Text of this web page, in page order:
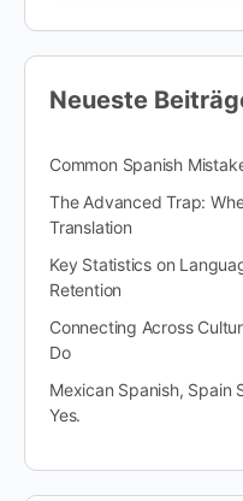
Neueste
Common Spanish
The Advanced Trap:
Translation
Key Statistics on
Retention
Connecting Across
Do
Mexican Spanish, Spain
Yes.